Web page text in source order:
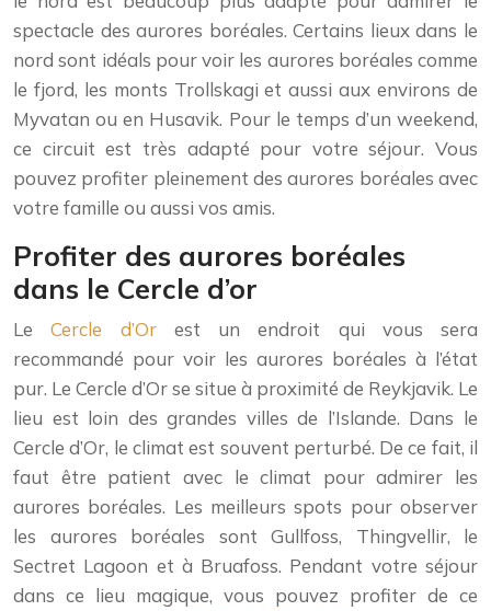
spectacle des aurores boréales. Certains lieux dans le
nord sont idéals pour voir les aurores boréales comme
le fjord, les monts Trollskagi et aussi aux environs de
Myvatan ou en Husavik. Pour le temps d’un weekend,
ce circuit est très adapté pour votre séjour. Vous
pouvez profiter pleinement des aurores boréales avec
votre famille ou aussi vos amis.
Profiter des aurores boréales
dans le Cercle d’or
LeCercle d’Orest un endroit qui vous sera
recommandé pour voir les aurores boréales à l’état
pur. Le Cercle d’Or se situe à proximité de Reykjavik. Le
lieu est loin des grandes villes de l’Islande. Dans le
Cercle d’Or, le climat est souvent perturbé. De ce fait, il
faut être patient avec le climat pour admirer les
aurores boréales. Les meilleurs spots pour observer
les aurores boréales sont Gullfoss, Thingvellir, le
Sectret Lagoon et à Bruafoss. Pendant votre séjour
dans ce lieu magique, vous pouvez profiter de ce